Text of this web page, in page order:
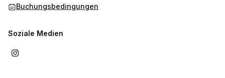
Buchungsbedingungen
Soziale Medien